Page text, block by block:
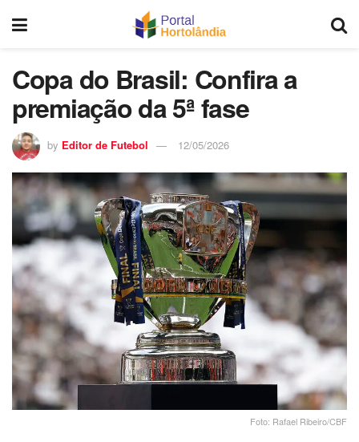
Copa do Brasil: Confira a
premiação da 5ª fase
by Editor de Futebol 12/05/2026
Foto: Rafael Ribeiro/CBF